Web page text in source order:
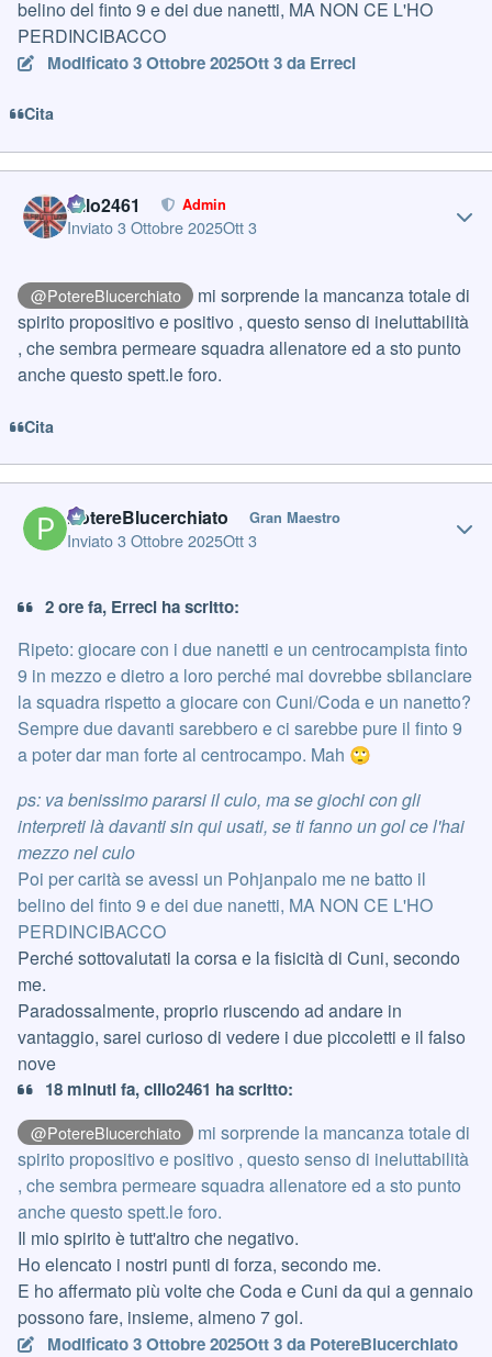
belino del finto 9 e dei due nanetti, MA NON CE L'HO
PERDINCIBACCO
Modificato3 Ottobre 2025Ott 3da Erreci
Cita
cillo2461 Admin
Inviato3 Ottobre 2025Ott 3
@PotereBlucerchiato
mi sorprende la mancanza totale di
spirito propositivo e positivo , questo senso di ineluttabilità
, che sembra permeare squadra allenatore ed a sto punto
anche questo spett.le foro.
Cita
PotereBlucerchiato Gran Maestro
Inviato3 Ottobre 2025Ott 3
2 ore fa, Erreci ha scritto:
Ripeto: giocare con i due nanetti e un centrocampista finto
9 in mezzo e dietro a loro perché mai dovrebbe sbilanciare
la squadra rispetto a giocare con Cuni/Coda e un nanetto?
Sempre due davanti sarebbero e ci sarebbe pure il finto 9
a poter dar man forte al centrocampo. Mah 🙄
ps: va benissimo pararsi il culo, ma se giochi con gli
interpreti là davanti sin qui usati, se ti fanno un gol ce l'hai
mezzo nel culo
Poi per carità se avessi un Pohjanpalo me ne batto il
belino del finto 9 e dei due nanetti, MA NON CE L'HO
PERDINCIBACCO
Perché sottovalutati la corsa e la fisicità di Cuni, secondo
me.
Paradossalmente, proprio riuscendo ad andare in
vantaggio, sarei curioso di vedere i due piccoletti e il falso
nove
18 minuti fa, cillo2461 ha scritto:
@PotereBlucerchiato
mi sorprende la mancanza totale di
spirito propositivo e positivo , questo senso di ineluttabilità
, che sembra permeare squadra allenatore ed a sto punto
anche questo spett.le foro.
Il mio spirito è tutt'altro che negativo.
Ho elencato i nostri punti di forza, secondo me.
E ho affermato più volte che Coda e Cuni da qui a gennaio
possono fare, insieme, almeno 7 gol.
Modificato3 Ottobre 2025Ott 3da PotereBlucerchiato